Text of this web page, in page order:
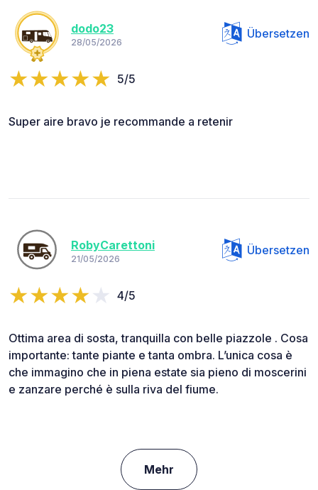
dodo23
28/05/2026
Übersetzen
5/5
Super aire bravo je recommande a retenir
RobyCarettoni
21/05/2026
Übersetzen
4/5
Ottima area di sosta, tranquilla con belle piazzole . Cosa
importante: tante piante e tanta ombra. L’unica cosa è
che immagino che in piena estate sia pieno di moscerini
e zanzare perché è sulla riva del fiume.
Mehr